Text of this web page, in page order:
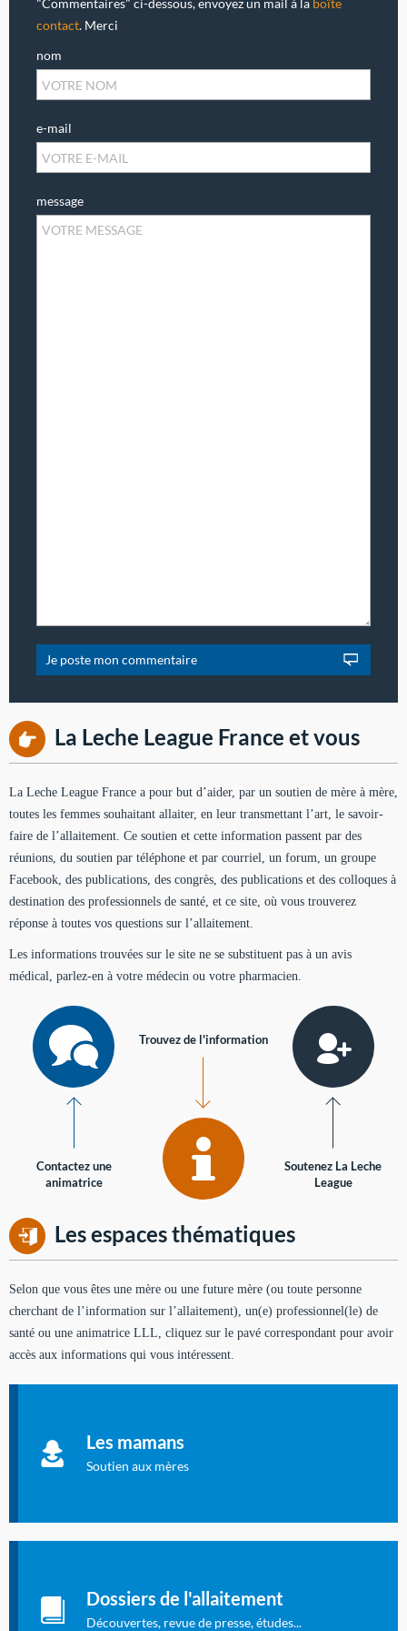
"Commentaires" ci-dessous, envoyez un mail à la boîte
contact. Merci
nom
e-mail
message
La Leche League France et vous
La Leche League France a pour but d’aider, par un soutien de mère à mère,
toutes les femmes souhaitant allaiter, en leur transmettant l’art, le savoir-
faire de l’allaitement. Ce soutien et cette information passent par des
réunions, du soutien par téléphone et par courriel, un forum, un groupe
Facebook, des publications, des congrès, des publications et des colloques à
destination des professionnels de santé, et ce site, où vous trouverez
réponse à toutes vos questions sur l’allaitement.
Les informations trouvées sur le site ne se substituent pas à un avis
médical, parlez-en à votre médecin ou votre pharmacien.
Contactez une
animatrice
Trouvez de l'information
Soutenez La Leche
League
Les espaces thématiques
Selon que vous êtes une mère ou une future mère (ou toute personne
cherchant de l’information sur l’allaitement), un(e) professionnel(le) de
santé ou une animatrice LLL, cliquez sur le pavé correspondant pour avoir
accès aux informations qui vous intéressent.
Les mamans
Soutien aux mères
à allaiter et vous informer : toutes les rubriques qui
concernent l'allaitement.
Dossiers de l'allaitement
Découvertes, revue de presse, études...
dernières études sur l'allaitement publiées dans la presse
internationale.